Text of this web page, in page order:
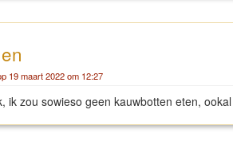
19 maart 2022 om 12:27
ik zou sowieso geen kauwbotten eten,